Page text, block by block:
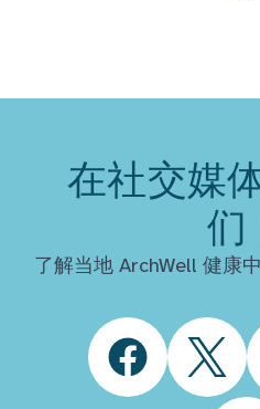
在社交媒
们
了解当地 ArchWell 健康
FacebookTwitter